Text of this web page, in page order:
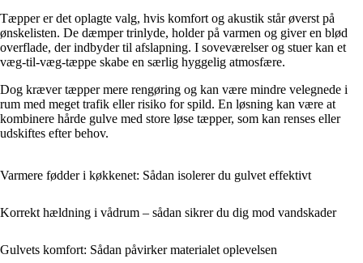
Tæpper er det oplagte valg, hvis komfort og akustik står øverst på
ønskelisten. De dæmper trinlyde, holder på varmen og giver en blød
overflade, der indbyder til afslapning. I soveværelser og stuer kan et
væg-til-væg-tæppe skabe en særlig hyggelig atmosfære.
Dog kræver tæpper mere rengøring og kan være mindre velegnede i
rum med meget trafik eller risiko for spild. En løsning kan være at
kombinere hårde gulve med store løse tæpper, som kan renses eller
udskiftes efter behov.
Varmere fødder i køkkenet: Sådan isolerer du gulvet effektivt
Korrekt hældning i vådrum – sådan sikrer du dig mod vandskader
Gulvets komfort: Sådan påvirker materialet oplevelsen